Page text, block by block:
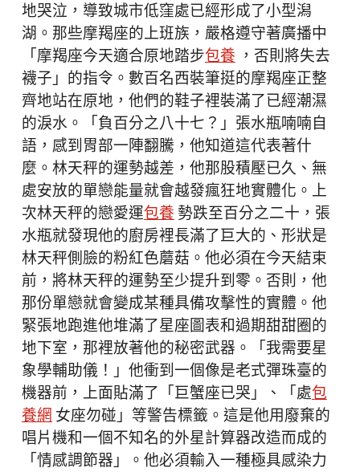
地哭泣，導致城市低窪處已經形成了小型潟
湖。那些摩羯座的上班族，嚴格遵守著廣播中
「摩羯座今天適合原地踏步包養 ，否則將失去
襪子」的指令。數百名西裝筆挺的摩羯座正整
齊地站在原地，他們的鞋子裡裝滿了已經潮濕
的淚水。「負百分之八十七？」張水瓶喃喃自
語，感到胃部一陣翻騰，他知道這代表著什
麼。林天秤的運勢越差，他那股積壓已久、無
處安放的單戀能量就會越發瘋狂地實體化。上
次林天秤的戀愛運包養 勢跌至百分之二十，張
水瓶就發現他的廚房裡長滿了巨大的、形狀是
林天秤側臉的粉紅色蘑菇。他必須在今天結束
前，將林天秤的運勢至少提升到零。否則，他
那份單戀就會變成某種具備攻擊性的實體。他
緊張地跑進他堆滿了星座圖表和過期甜甜圈的
地下室，那裡放著他的秘密武器。「我需要星
象學輔助儀！」他衝到一個像是老式彈珠臺的
機器前，上面貼滿了「巨蟹座已哭」、「處包
養網 女座勿碰」等警告標籤。這是他用廢棄的
唱片機和一個不知名的外星計算器改造而成的
「情感調節器」。他必須輸入一種極具感染力